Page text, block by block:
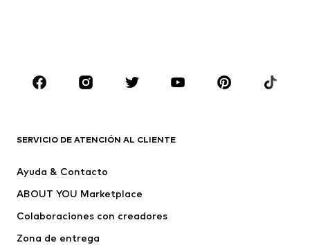
ROPA
Camisetas
Jeans
Pantalones
Ropa interior
Jerséis y cárdigans
Trajes y chaquetas
SERVICIO DE ATENCIÓN AL CLIENTE
Ayuda & Contacto
ABOUT YOU Marketplace
Colaboraciones con creadores
Zona de entrega